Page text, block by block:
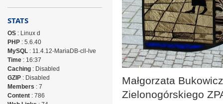
Małgorzata
Zielonogórskiego
STATS
OS: Linux d
PHP: 5.6.40
MySQL: 11.4.12-MariaDB-cll-lve
Time: 16:37
Caching: Disabled
GZIP: Disabled
Members : 7
Content: 786